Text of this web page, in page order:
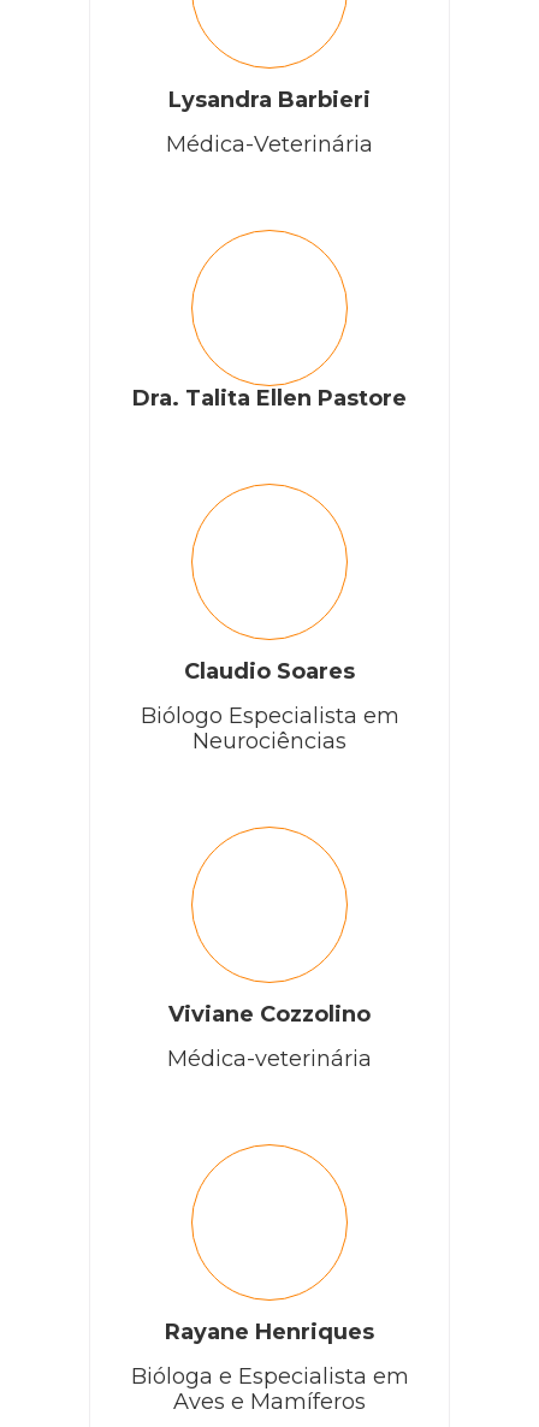
Lysandra Barbieri
Médica-Veterinária
Dra. Talita Ellen Pastore
Claudio Soares
Biólogo Especialista em
Neurociências
Viviane Cozzolino
Médica-veterinária
Rayane Henriques
Bióloga e Especialista em
Aves e Mamíferos